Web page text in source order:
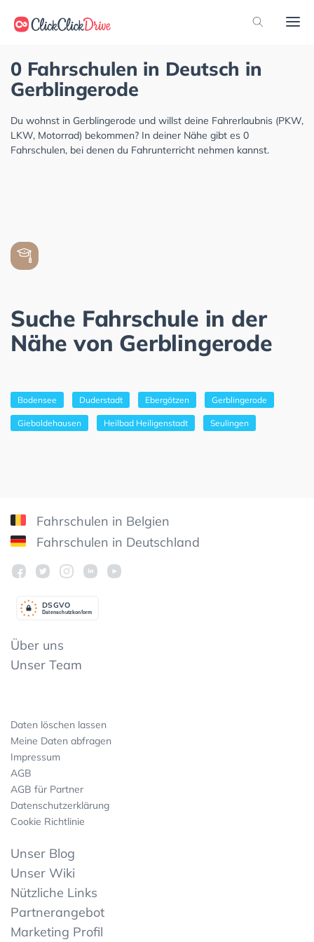
0 Fahrschulen in Deutsch in
Gerblingerode
Du wohnst in Gerblingerode und willst deine Fahrerlaubnis (PKW,
LKW, Motorrad) bekommen? In deiner Nähe gibt es 0
Fahrschulen, bei denen du Fahrunterricht nehmen kannst.
Suche Fahrschule in der
Nähe von Gerblingerode
Bodensee Duderstadt Ebergötzen Gerblingerode
Gieboldehausen Heilbad Heiligenstadt Seulingen
Fahrschulen in Belgien
Fahrschulen in Deutschland
Datenschutzkonform
DSGVO
Über uns
Unser Team
Daten löschen lassen
Meine Daten abfragen
Impressum
AGB
AGB für Partner
Datenschutzerklärung
Cookie Richtlinie
Unser Blog
Unser Wiki
Nützliche Links
Partnerangebot
Marketing Profil